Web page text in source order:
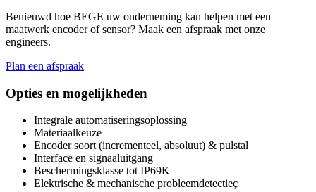
Benieuwd hoe BEGE uw onderneming kan helpen met een
maatwerk encoder of sensor? Maak een afspraak met onze
engineers.
Plan een afspraak
Opties en mogelijkheden
Integrale automatiseringsoplossing
Materiaalkeuze
Encoder soort (incrementeel, absoluut) & pulstal
Interface en signaaluitgang
Beschermingsklasse tot IP69K
Elektrische & mechanische probleemdetectieç